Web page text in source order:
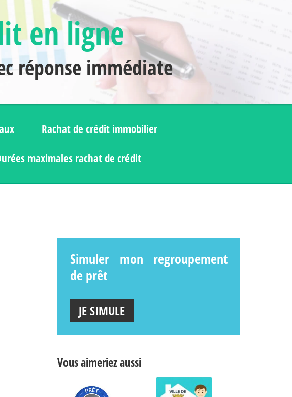
en ligne
réponse immédiate
Rachat de crédit immobilier
maximales rachat de crédit
Simuler mon regroupement
de prêt
JE SIMULE
Vous aimeriez aussi